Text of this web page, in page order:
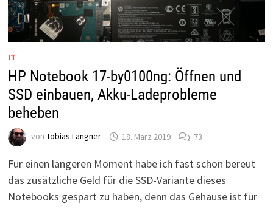
IT
HP Notebook 17-by0100ng: Öffnen und
SSD einbauen, Akku-Ladeprobleme
beheben
von Tobias Langner 18. März 2019 73
Für einen längeren Moment habe ich fast schon bereut
das zusätzliche Geld für die SSD-Variante dieses
Notebooks gespart zu haben, denn das Gehäuse ist für